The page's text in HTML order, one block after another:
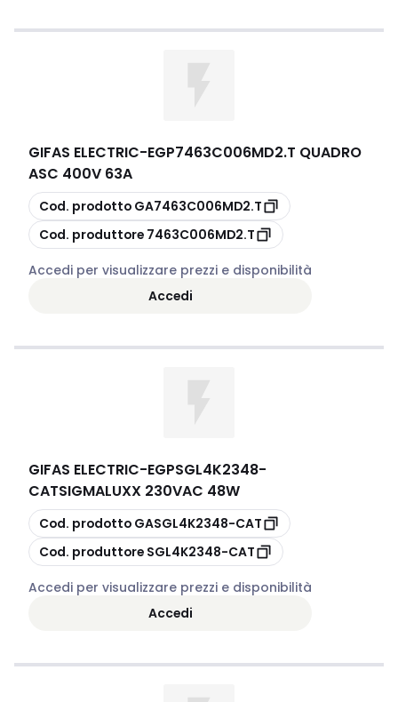
GIFAS ELECTRIC-EGP7463C006MD2.T QUADRO
ASC 400V 63A
copia
Cod. prodotto GA7463C006MD2.T
copia
Cod. produttore 7463C006MD2.T
Accedi per visualizzare prezzi e disponibilità
Accedi
GIFAS ELECTRIC-EGPSGL4K2348-
CATSIGMALUXX 230VAC 48W
copia
Cod. prodotto GASGL4K2348-CAT
copia
Cod. produttore SGL4K2348-CAT
Accedi per visualizzare prezzi e disponibilità
Accedi